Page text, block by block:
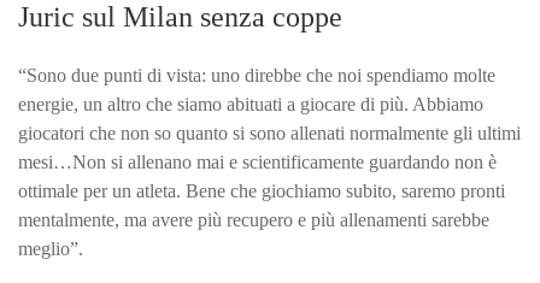
Juric sul Milan senza coppe
“Sono due punti di vista: uno direbbe che noi spendiamo molte
energie, un altro che siamo abituati a giocare di più. Abbiamo
giocatori che non so quanto si sono allenati normalmente gli ultimi
mesi…Non si allenano mai e scientificamente guardando non è
ottimale per un atleta. Bene che giochiamo subito, saremo pronti
mentalmente, ma avere più recupero e più allenamenti sarebbe
meglio”.